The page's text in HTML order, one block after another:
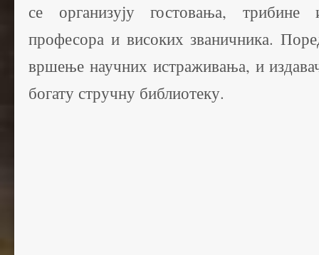
се организују гостовања,
професора и високих званичника.
вршење научних истраживања, и
богату стручну библиотеку.